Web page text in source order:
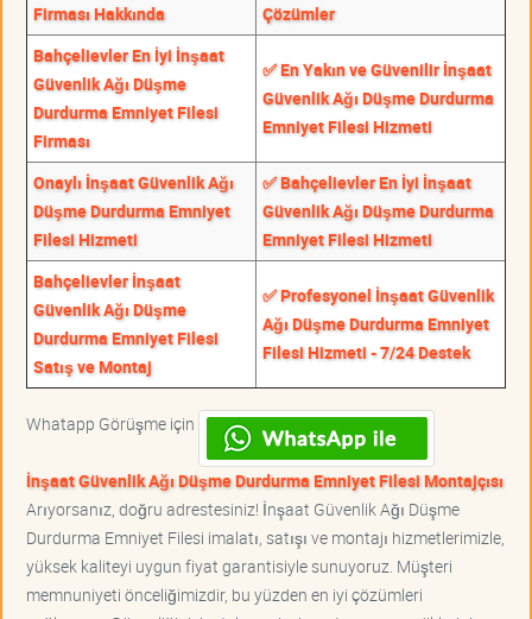
Firması Hakkında
Çözümler
Bahçelievler En İyi İnşaat
Güvenlik Ağı Düşme
Durdurma Emniyet Filesi
Firması
✅ En Yakın ve Güvenilir İnşaat
Güvenlik Ağı Düşme Durdurma
Emniyet Filesi Hizmeti
Onaylı İnşaat Güvenlik Ağı
Düşme Durdurma Emniyet
Filesi Hizmeti
✅ Bahçelievler En İyi İnşaat
Güvenlik Ağı Düşme Durdurma
Emniyet Filesi Hizmeti
Bahçelievler İnşaat
Güvenlik Ağı Düşme
Durdurma Emniyet Filesi
Satış ve Montaj
✅ Profesyonel İnşaat Güvenlik
Ağı Düşme Durdurma Emniyet
Filesi Hizmeti - 7/24 Destek
Whatapp Görüşme için
İnşaat Güvenlik Ağı Düşme Durdurma Emniyet Filesi Montajçısı
Arıyorsanız, doğru adrestesiniz! İnşaat Güvenlik Ağı Düşme
Durdurma Emniyet Filesi imalatı, satışı ve montajı hizmetlerimizle,
yüksek kaliteyi uygun fiyat garantisiyle sunuyoruz. Müşteri
memnuniyeti önceliğimizdir, bu yüzden en iyi çözümleri